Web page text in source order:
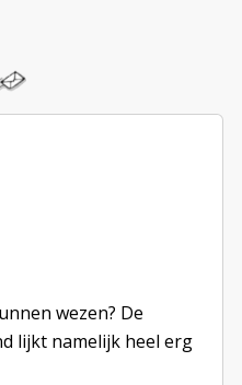
een
wezen? De
lijkt namelijk heel erg